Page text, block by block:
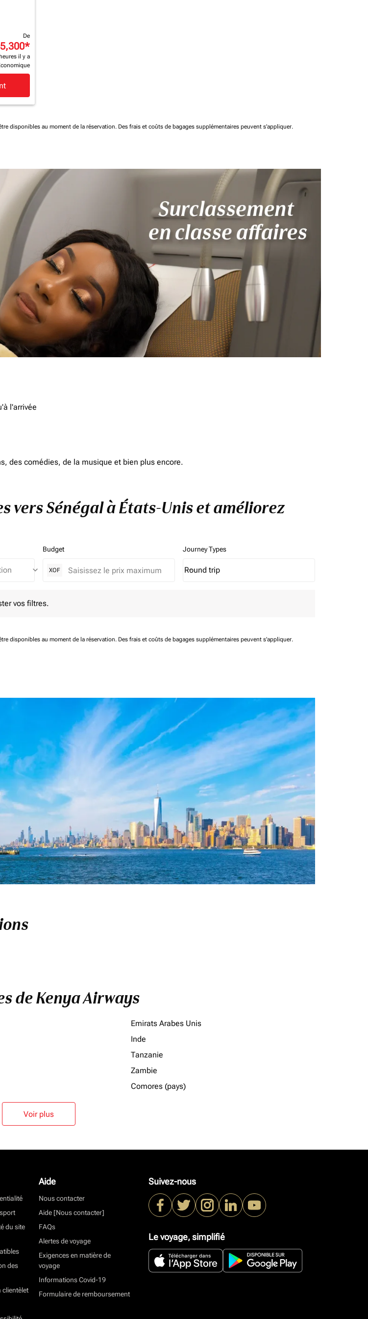
De
*
il y a
disponibles au moment de la réservation. Des frais et coûts de bagages supplémentaires peuvent s'appliquer.
l'arrivée
des comédies, de la musique et bien plus encore.
vers Sénégal à États-Unis et améliorez
keyboard_arrow_down
Budget
XOF
Journey Types
Journey Types option Round trip Selected
Round trip
keyboard_arrow_down
vos filtres.
disponibles au moment de la réservation. Des frais et coûts de bagages supplémentaires peuvent s'appliquer.
de Kenya Airways
Emirats Arabes Unis
Inde
Tanzanie
Zambie
Comores (pays)
Voir plus
du site
des
clientèlet
Aide
Nous contacter
Aide [Nous contacter]
FAQs
Alertes de voyage
Exigences en matière de
voyage
Informations Covid-19
Formulaire de remboursement
Suivez-nous
Le voyage, simplifié